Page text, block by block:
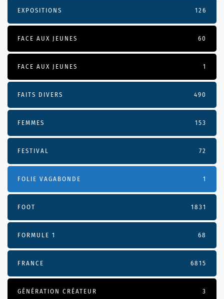
EXPOSITIONS 126
FACE AUX JEUNES 60
FACE AUX JEUNES 1
FAITS DIVERS 490
FEMMES 153
FESTIVAL 72
FOLIE VAGABONDE 1
FOOT 1831
FORMULE 1 68
FRANCE 6815
GÉNÉRATION CRÉATEUR 3